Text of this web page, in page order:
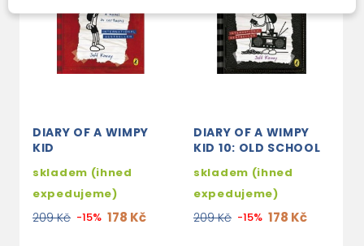
DIARY OF A WIMPY
KID
skladem (ihned
expedujeme)
209 Kč -15% 178 Kč
DIARY OF A WIMPY
KID 10: OLD SCHOOL
skladem (ihned
expedujeme)
209 Kč -15% 178 Kč